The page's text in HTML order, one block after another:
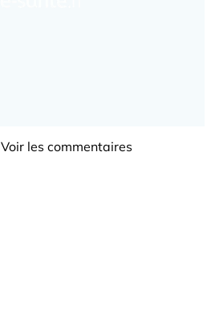
WhatsApp
Voir les commentaires